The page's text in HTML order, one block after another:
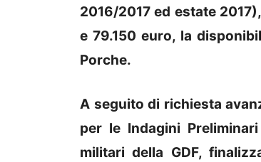
2016/2017 ed estate
e 79.150 euro, la
Porche.
A seguito di richiesta
per le Indagini
militari della GDF,